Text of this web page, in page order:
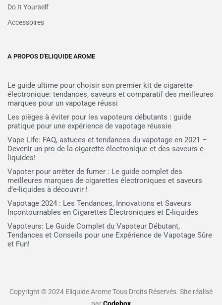
Do It Yourself
Accessoires
A PROPOS D'ELIQUIDE AROME
Le guide ultime pour choisir son premier kit de cigarette
électronique: tendances, saveurs et comparatif des meilleures
marques pour un vapotage réussi
Les pièges à éviter pour les vapoteurs débutants : guide
pratique pour une expérience de vapotage réussie
Vape Life: FAQ, astuces et tendances du vapotage en 2021 –
Devenir un pro de la cigarette électronique et des saveurs e-
liquides!
Vapoter pour arrêter de fumer : Le guide complet des
meilleures marques de cigarettes électroniques et saveurs
d’e-liquides à découvrir !
Vapotage 2024 : Les Tendances, Innovations et Saveurs
Incontournables en Cigarettes Électroniques et E-liquides
Vapoteurs: Le Guide Complet du Vapoteur Débutant,
Tendances et Conseils pour une Expérience de Vapotage Sûre
et Fun!
Copyright © 2024 Eliquide Arome Tous Droits Réservés. Site réalisé